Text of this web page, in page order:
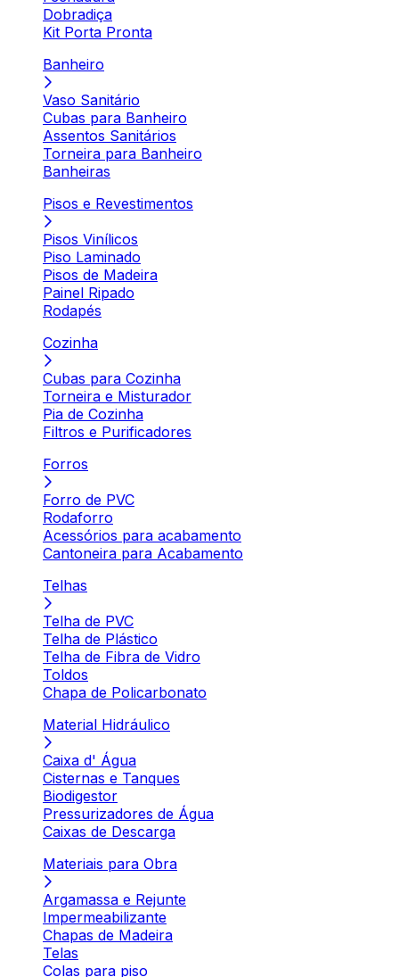
Dobradiça
Kit Porta Pronta
Banheiro
Vaso Sanitário
Cubas para Banheiro
Assentos Sanitários
Torneira para Banheiro
Banheiras
Pisos e Revestimentos
Pisos Vinílicos
Piso Laminado
Pisos de Madeira
Painel Ripado
Rodapés
Cozinha
Cubas para Cozinha
Torneira e Misturador
Pia de Cozinha
Filtros e Purificadores
Forros
Forro de PVC
Rodaforro
Acessórios para acabamento
Cantoneira para Acabamento
Telhas
Telha de PVC
Telha de Plástico
Telha de Fibra de Vidro
Toldos
Chapa de Policarbonato
Material Hidráulico
Caixa d' Água
Cisternas e Tanques
Biodigestor
Pressurizadores de Água
Caixas de Descarga
Materiais para Obra
Argamassa e Rejunte
Impermeabilizante
Chapas de Madeira
Telas
Colas para piso